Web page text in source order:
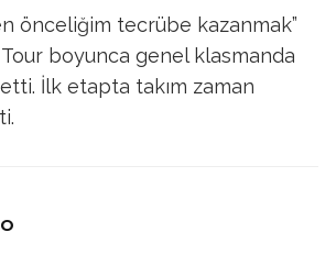
önceliğim tecrübe kazanmak”
Tour boyunca genel klasmanda
İlk etapta takım zaman